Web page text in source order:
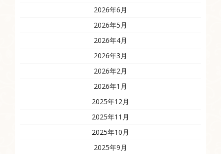
2026年6月
2026年5月
2026年4月
2026年3月
2026年2月
2026年1月
2025年12月
2025年11月
2025年10月
2025年9月